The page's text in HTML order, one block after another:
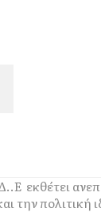
εκθέτει
την πολιτική